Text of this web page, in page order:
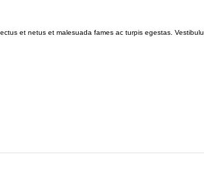
et netus et malesuada fames ac turpis egestas.